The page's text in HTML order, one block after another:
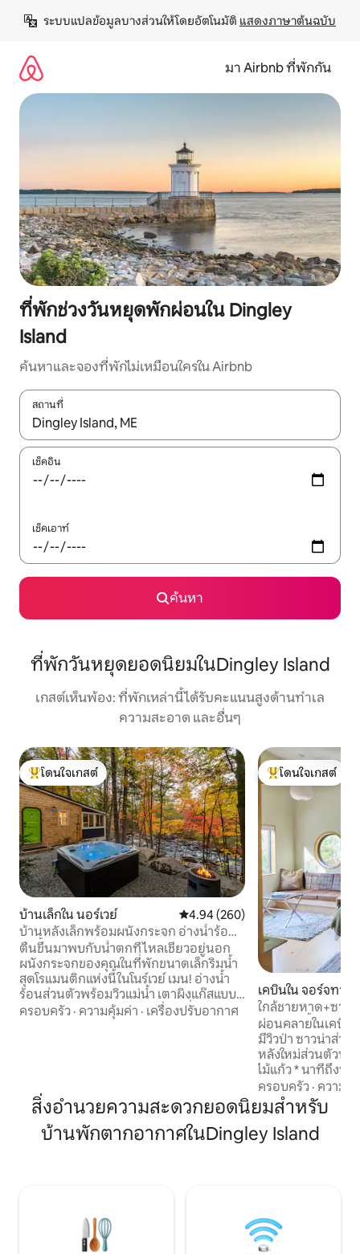
เนื้อหา
ระบบแปลข้อมูลบางส่วนให้โดยอัตโนมัติ แสดงภาษาต้นฉบับ
มา Airbnb ที่พักกัน
ที่พักช่วงวันหยุดพักผ่อนใน Dingley
Island
ค้นหาและจองที่พักไม่เหมือนใครใน Airbnb
สถานที่
ใช้ลูกศรขึ้นลง หรือใช้การสัมผัสหรือปัด เพื่อสำรวจผลการค้นหา
เช็คอิน
เช็คเอาท์
ค้นหา
ที่พักวันหยุดยอดนิยมในDingley Island
เกสต์เห็นพ้อง: ที่พักเหล่านี้ได้รับคะแนนสูงด้านทำเล
ความสะอาด และอื่นๆ
โดนใจเกสต์ที่สุด
โดนใจเกสต์
บ้านเล็กใน นอร์เวย์ คะแนนเฉลี่ย 4.94 จาก 5, 260 รีวิว
4.94 (260)
บ้านหลังเล็กพร้อมผนังกระจก อ่างน้ำร้อน
ริมน้ำ และเตาผิง
ตื่นขึ้นมาพบกับน้ำตกที่ไหลเชี่ยวอยู่นอก
ผนังกระจกของคุณในที่พักขนาดเล็กริมน้ำ
สุดโรแมนติกแห่งนี้ในโนร์เวย์ เมน! อ่างน้ำ
ร้อนส่วนตัวพร้อมวิวแม่น้ำ เตาผิงแก๊สแบบ
โปร่งใส เตียงควีนไซส์สไตล์ยกสูงที่อบอุ่น
และมองเห็นวิวแม่น้ำ ฝักบัวกลางแจ้ง
สำหรับคู่รักหรือนักเดินทางคนเดียว สถาน
ที่พักผ่อนสุดโรแมนติกใกล้กับสถานที่เล่น
สกีน้ำ สนามกอล์ฟ และการผจญภัยในเมน
ครอบครัว · ความคุ้มค่า · เครื่องปรับอากาศ
โดนใจเกสต์ที่สุด
โดนใจเกสต์
เคบินใน จอร์จทาว
ใกล้ชายหาด+ซาว
แจ้ง+บ่อน้ำ+กองไฟ
ผ่อนคลายในเคบิ
มีวิวป่า ซาวน่าส่วนตัว แ
หลังใหม่ส่วนตัวทำ
ไม้แก้ว * นาทีถึงห
เกาะ🦞 * หลุมก่อไ
ฝักบัวแบบสายฝน
เครื่องปรับอากาศ/เ
และเครื่องเล่นแผ่น
Wi-Fi เร็ว *สปรูซสตูดิโอเป็นหนึ่งในสอง
ครอบครัว · ความคุ้
สิ่งอำนวยความสะดวกยอดนิยมสำหรับ
บ้านพักตากอากาศในDingley Island